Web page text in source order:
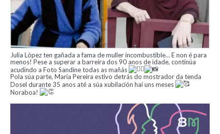
Julia López ten gañada a fama de muller incombustible… E non é para
menos! Pese a superar a barreira dos 90 anos de idade, continúa
acudindo a Foto Sandine todas as mañás
Pola súa parte, María Pereira estivo detrás do mostrador da tenda
Dosel durante 35 anos até a súa xubilación hai uns meses
Noraboa!